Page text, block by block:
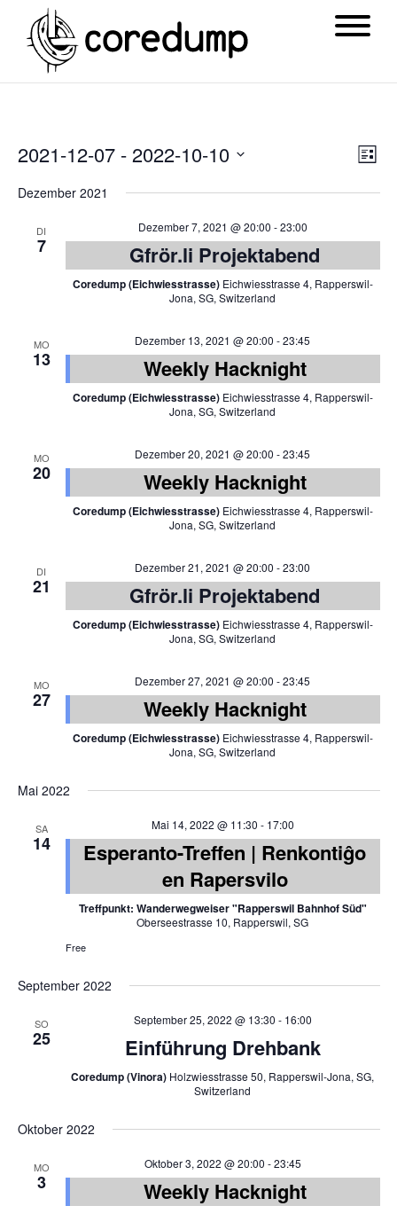
2021-12-07 - 2022-10-10
Dezember 2021
DI
7
Dezember 7, 2021 @ 20:00 -23:00
Gfrör.li Projektabend
Coredump (Eichwiesstrasse) Eichwiesstrasse 4, Rapperswil-
Jona, SG, Switzerland
MO
13
Dezember 13, 2021 @ 20:00 -23:45
Weekly Hacknight
Coredump (Eichwiesstrasse) Eichwiesstrasse 4, Rapperswil-
Jona, SG, Switzerland
MO
20
Dezember 20, 2021 @ 20:00 -23:45
Weekly Hacknight
Coredump (Eichwiesstrasse) Eichwiesstrasse 4, Rapperswil-
Jona, SG, Switzerland
DI
21
Dezember 21, 2021 @ 20:00 -23:00
Gfrör.li Projektabend
Coredump (Eichwiesstrasse) Eichwiesstrasse 4, Rapperswil-
Jona, SG, Switzerland
MO
27
Dezember 27, 2021 @ 20:00 -23:45
Weekly Hacknight
Coredump (Eichwiesstrasse) Eichwiesstrasse 4, Rapperswil-
Jona, SG, Switzerland
Mai 2022
SA
14
Mai 14, 2022 @ 11:30 - 17:00
Esperanto-Treffen | Renkontiĝo
en Rapersvilo
Treffpunkt: Wanderwegweiser "Rapperswil Bahnhof Süd"
Oberseestrasse 10, Rapperswil, SG
Free
September 2022
SO
25
September 25, 2022 @ 13:30 - 16:00
Einführung Drehbank
Coredump (Vinora) Holzwiesstrasse 50, Rapperswil-Jona, SG,
Switzerland
Oktober 2022
MO
3
Oktober 3, 2022 @ 20:00 -23:45
Weekly Hacknight